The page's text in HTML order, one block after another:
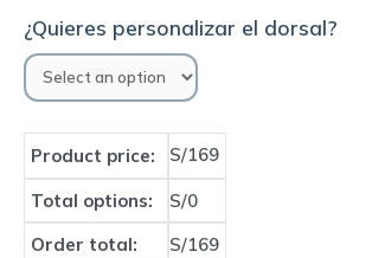
¿Quieres personalizar el dorsal?
Product price: S/169
Total options:
S/0
Order total:
S/169